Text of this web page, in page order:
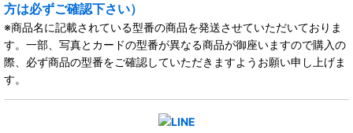
方は必ずご確認下さい）
※商品名に記載されている型番の商品を発送させていただいておりま
す。一部、写真とカードの型番が異なる商品が御座いますので購入の
際、必ず商品の型番をご確認していただきますようお願い申し上げま
す。